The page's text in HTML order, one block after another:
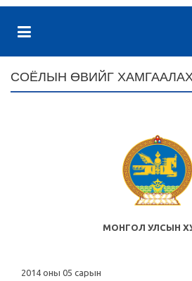
СОЁЛЫН ӨВИЙГ
МОНГОЛ УЛСЫН
2014 оны 05 сарын